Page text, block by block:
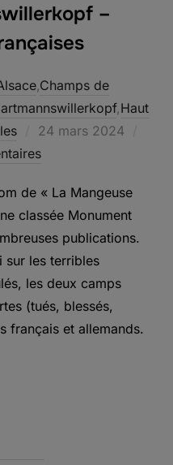
–
,Champs de
,Haut
Publié
le
24 mars 2024
de « La Mangeuse
classée Monument
publications.
sur les terribles
les deux camps
(tués, blessés,
français et allemands.